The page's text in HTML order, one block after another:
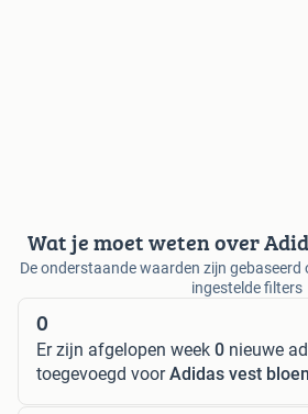
Wat je moet weten over
De onderstaande waarden zijn gebaseerd
ingestelde filters
0
Er zijn afgelopen week 0 nieuwe
toegevoegd voorAdidas vest